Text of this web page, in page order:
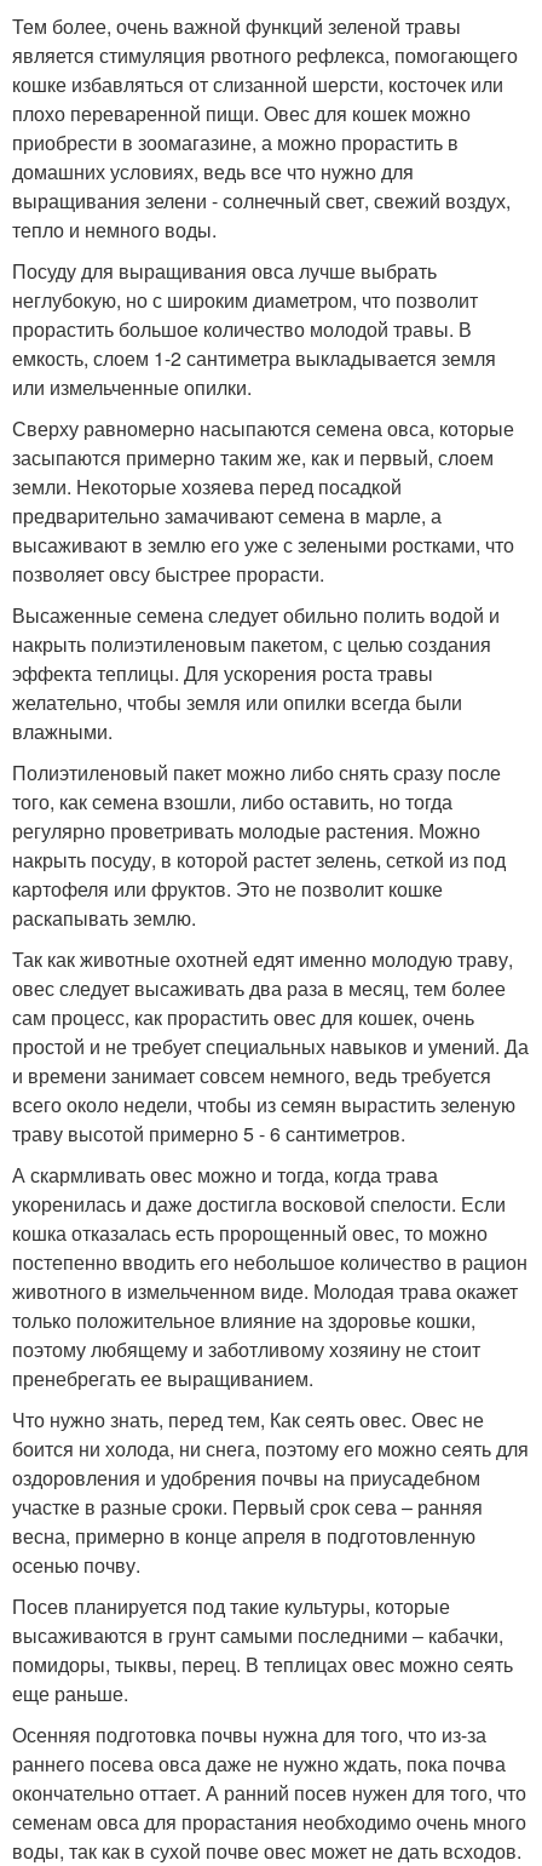
Тем более, очень важной функций зеленой травы
является стимуляция рвотного рефлекса, помогающего
кошке избавляться от слизанной шерсти, косточек или
плохо переваренной пищи. Овес для кошек можно
приобрести в зоомагазине, а можно прорастить в
домашних условиях, ведь все что нужно для
выращивания зелени - солнечный свет, свежий воздух,
тепло и немного воды.
Посуду для выращивания овса лучше выбрать
неглубокую, но с широким диаметром, что позволит
прорастить большое количество молодой травы. В
емкость, слоем 1-2 сантиметра выкладывается земля
или измельченные опилки.
Сверху равномерно насыпаются семена овса, которые
засыпаются примерно таким же, как и первый, слоем
земли. Некоторые хозяева перед посадкой
предварительно замачивают семена в марле, а
высаживают в землю его уже с зелеными ростками, что
позволяет овсу быстрее прорасти.
Высаженные семена следует обильно полить водой и
накрыть полиэтиленовым пакетом, с целью создания
эффекта теплицы. Для ускорения роста травы
желательно, чтобы земля или опилки всегда были
влажными.
Полиэтиленовый пакет можно либо снять сразу после
того, как семена взошли, либо оставить, но тогда
регулярно проветривать молодые растения. Можно
накрыть посуду, в которой растет зелень, сеткой из под
картофеля или фруктов. Это не позволит кошке
раскапывать землю.
Так как животные охотней едят именно молодую траву,
овес следует высаживать два раза в месяц, тем более
сам процесс, как прорастить овес для кошек, очень
простой и не требует специальных навыков и умений. Да
и времени занимает совсем немного, ведь требуется
всего около недели, чтобы из семян вырастить зеленую
траву высотой примерно 5 - 6 сантиметров.
А скармливать овес можно и тогда, когда трава
укоренилась и даже достигла восковой спелости. Если
кошка отказалась есть пророщенный овес, то можно
постепенно вводить его небольшое количество в рацион
животного в измельченном виде. Молодая трава окажет
только положительное влияние на здоровье кошки,
поэтому любящему и заботливому хозяину не стоит
пренебрегать ее выращиванием.
Что нужно знать, перед тем, Как сеять овес. Овес не
боится ни холода, ни снега, поэтому его можно сеять для
оздоровления и удобрения почвы на приусадебном
участке в разные сроки. Первый срок сева – ранняя
весна, примерно в конце апреля в подготовленную
осенью почву.
Посев планируется под такие культуры, которые
высаживаются в грунт самыми последними – кабачки,
помидоры, тыквы, перец. В теплицах овес можно сеять
еще раньше.
Осенняя подготовка почвы нужна для того, что из-за
раннего посева овса даже не нужно ждать, пока почва
окончательно оттает. А ранний посев нужен для того, что
семенам овса для прорастания необходимо очень много
воды, так как в сухой почве овес может не дать всходов.